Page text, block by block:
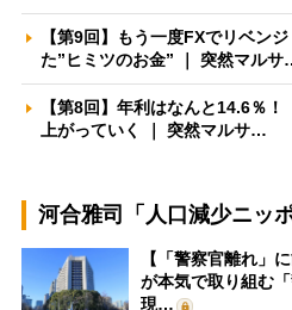
【第9回】もう一度FXでリベン
た”ヒミツのお金” ｜ 突然マル
【第8回】年利はなんと14.6％
上がっていく ｜ 突然マルサ…
河合雅司「人口減少ニッ
【「警察官離れ」
が本気で取り組む
現…